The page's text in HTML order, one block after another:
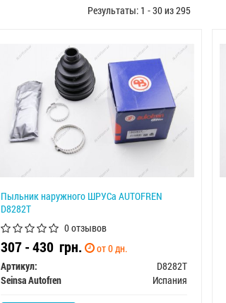
Результаты: 1 - 30 из 295
Пыльник наружного ШРУСа AUTOFREN
D8282T
0 отзывов
307 - 430грн.
от 0 дн.
Артикул:
D8282T
Seinsa Autofren
Испания